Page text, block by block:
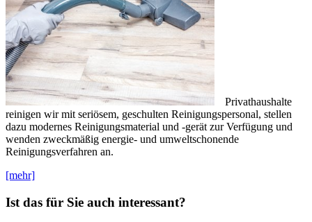
Privathaushalte
reinigen wir mit seriösem, geschulten Reinigungspersonal, stellen
dazu modernes Reinigungsmaterial und -gerät zur Verfügung und
wenden zweckmäßig energie- und umweltschonende
Reinigungsverfahren an.
[mehr]
Ist das für Sie auch interessant?